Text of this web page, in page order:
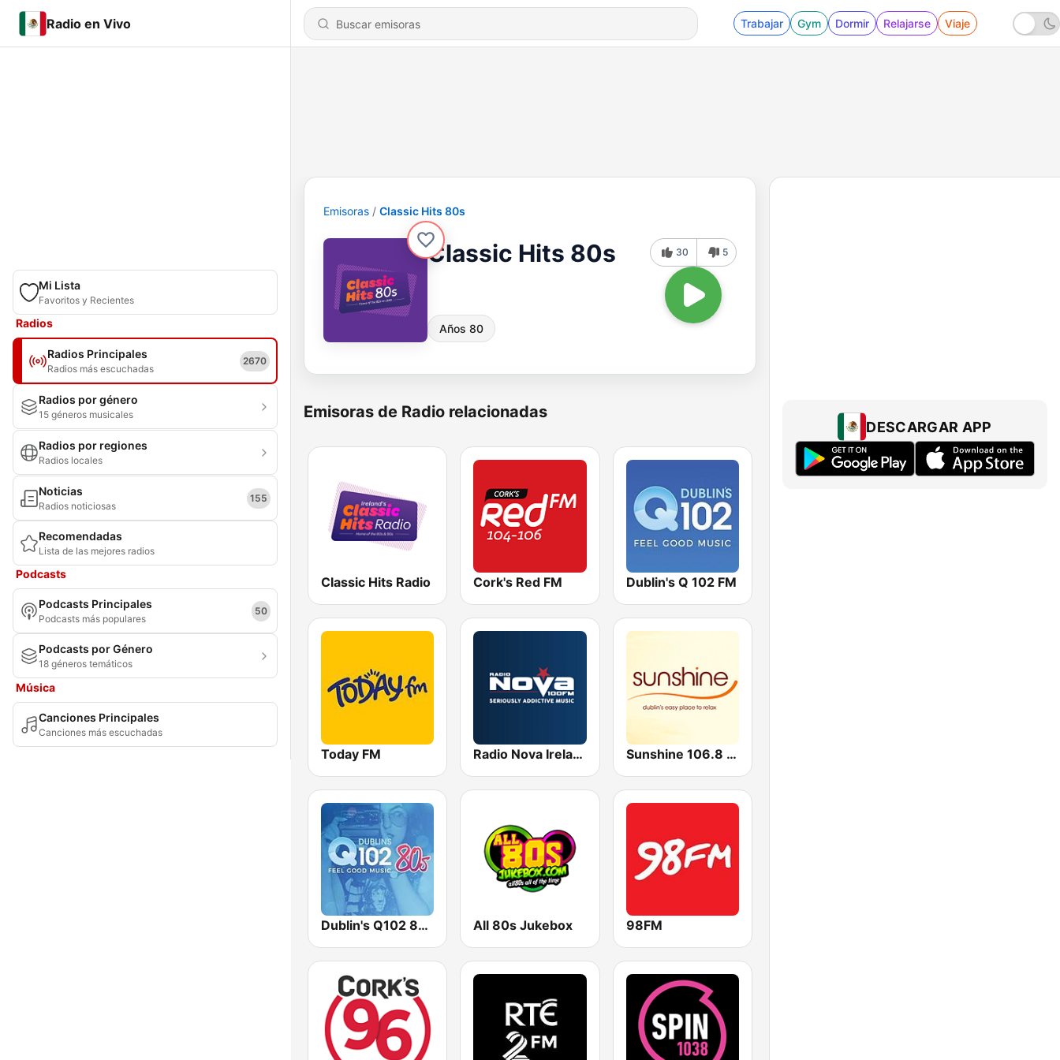
Radio en Vivo Trabajar Gym Dormir Relajarse Viaje
Mi Lista
Favoritos y Recientes
Radios
Radios Principales
Radios más escuchadas
2670
Radios por género
15 géneros musicales
Radios por regiones
Radios locales
Noticias
Radios noticiosas
155
Recomendadas
Lista de las mejores radios
Podcasts
Podcasts Principales
Podcasts más populares
50
Podcasts por Género
18 géneros temáticos
Música
Canciones Principales
Canciones más escuchadas
Emisoras Classic Hits 80s
Classic Hits 80s
Años 80
30 5
Emisoras de Radio relacionadas
Classic Hits Radio Cork's Red FM Dublin's Q 102 FM
Today FM Radio Nova Ireland Sunshine 106.8 FM
Dublin's Q102 80's All 80s Jukebox 98FM
DESCARGAR APP